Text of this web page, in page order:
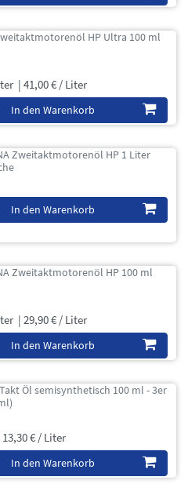
HP Ultra 100 ml
| 41,00 € / Liter
In den Warenkorb
Zweitaktmotorenöl HP 1 Liter
In den Warenkorb
Zweitaktmotorenöl HP 100 ml
| 29,90 € / Liter
In den Warenkorb
Takt Öl semisynthetisch 100 ml - 3er
13,30 € / Liter
In den Warenkorb